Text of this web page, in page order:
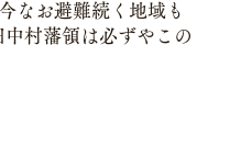
なお避難続く地域も
村藩領は必ずやこの